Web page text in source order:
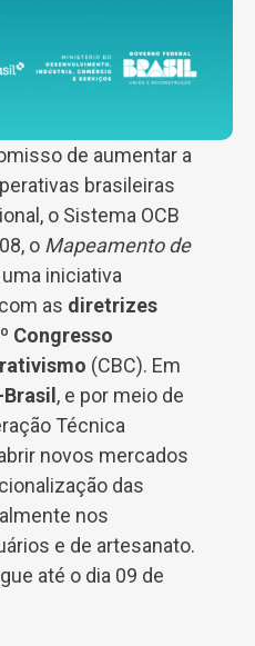
de aumentar a
brasileiras
o Sistema OCB
o Mapeamento de
uma iniciativa
as diretrizes
Congresso
(CBC). Em
, e por meio de
Técnica
novos mercados
das
nos
e de artesanato.
até o dia 09 de